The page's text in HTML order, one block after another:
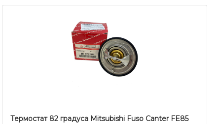
Термостат 82 градуса Mitsubishi Fuso Canter FE85